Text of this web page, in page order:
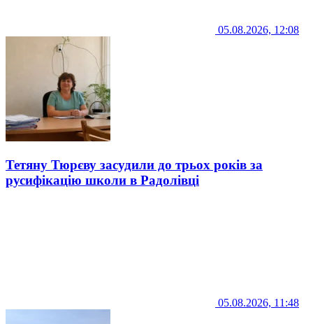
05.08.2026, 12:08
Тетяну Тюрєву засудили до трьох років за
русифікацію школи в Радолівці
05.08.2026, 11:48